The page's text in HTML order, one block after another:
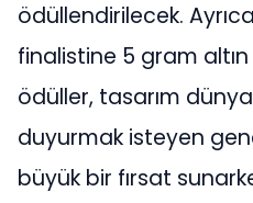
ödüllendirilecek.
finalistine 5 gram
ödüller, tasarım
duyurmak isteyen
büyük bir fırsat